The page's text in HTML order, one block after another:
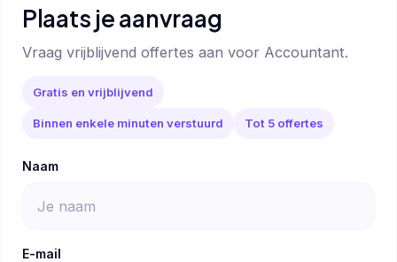
Plaats je aanvraag
Vraag vrijblijvend offertes aan voor Accountant.
Gratis en vrijblijvend
Binnen enkele minuten verstuurd Tot 5 offertes
Naam
E-mail